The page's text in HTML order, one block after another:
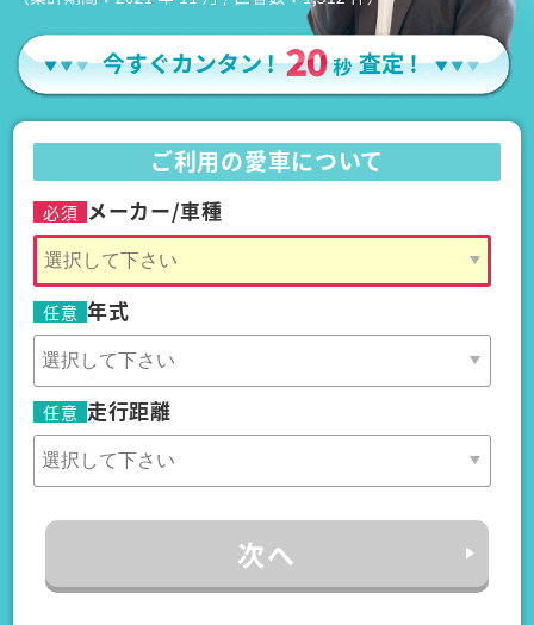
ご利用の愛車について
必須 メーカー/車種
任意 年式
任意 走行距離
次へ